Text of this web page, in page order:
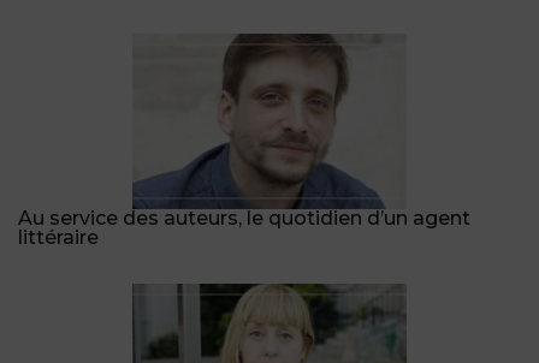
Au service des auteurs, le quotidien d’un agent
littéraire